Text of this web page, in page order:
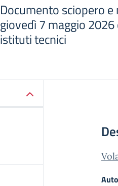
Documento sciopero
giovedì 7 maggio
istituti tecnici